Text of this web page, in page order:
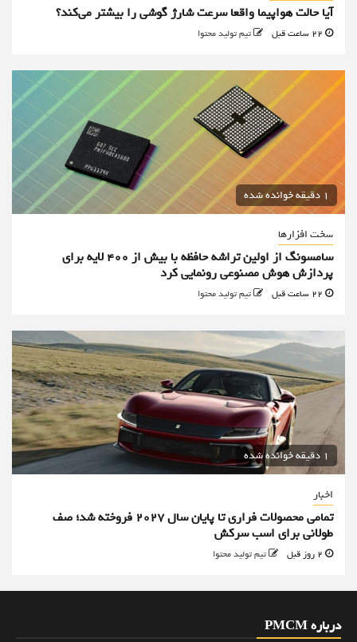
آیا حالت هواپیما واقعا سرعت شارژ گوشی را بیشتر می‌کند؟
تیم تولید محتوا
1 دقیقه خوانده شده
سخت افزارها
سامسونگ از اولین تراشه حافظه با بیش از ۴۰۰ لایه برای
پردازش هوش مصنوعی رونمایی کرد
تیم تولید محتوا
1 دقیقه خوانده شده
اخبار
تمامی محصولات فراری تا پایان سال ۲۰۲۷ فروخته شد؛ صف
طولانی برای اسب سرکش
تیم تولید محتوا
درباره PMCM